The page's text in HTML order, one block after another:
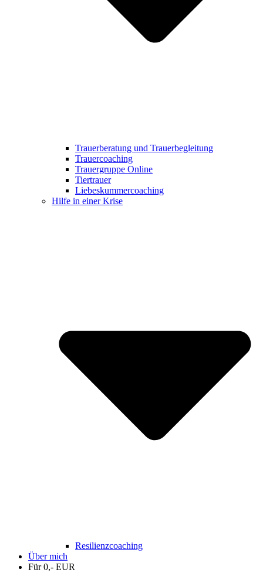
Trauerberatung und Trauerbegleitung
Trauercoaching
Trauergruppe Online
Tiertrauer
Liebeskummercoaching
Hilfe in einer Krise
Resilienzcoaching
Über mich
Für 0,- EUR